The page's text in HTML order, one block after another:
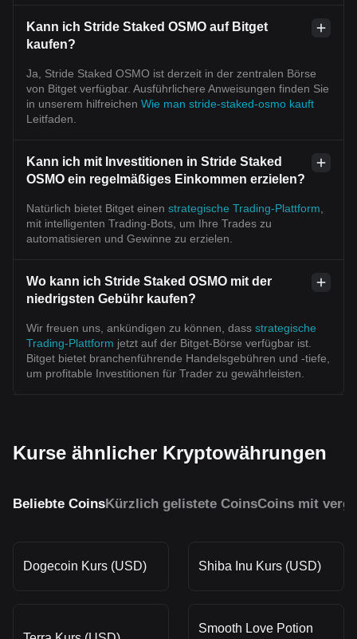
Kann ich Stride Staked OSMO auf Bitget
kaufen?
Ja, Stride Staked OSMO ist derzeit in der zentralen Börse
von Bitget verfügbar. Ausführlichere Anweisungen finden Sie
in unserem hilfreichen Wie man stride-staked-osmo kauft
Leitfaden.
Kann ich mit Investitionen in Stride Staked
OSMO ein regelmäßiges Einkommen erzielen?
Natürlich bietet Bitget einen strategische Trading-Plattform
mit intelligenten Trading-Bots, um Ihre Trades zu
automatisieren und Gewinne zu erzielen.
Wo kann ich Stride Staked OSMO mit der
niedrigsten Gebühr kaufen?
Wir freuen uns, ankündigen zu können, dass strategische
Trading-Plattform jetzt auf der Bitget-Börse verfügbar ist.
Bitget bietet branchenführende Handelsgebühren und -tiefe,
um profitable Investitionen für Trader zu gewährleisten.
Kurse ähnlicher Kryptowährungen
Beliebte CoinsKürzlich gelistete CoinsCoins mit
Dogecoin Kurs (USD) Shiba Inu Kurs (USD)
Smooth Love Potion